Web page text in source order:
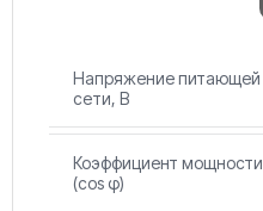
Напряжение питающей
сети, В
Коэффициент мощности
(cos φ)